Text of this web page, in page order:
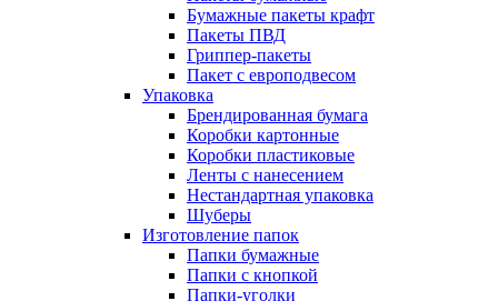
Бумажные пакеты крафт
Пакеты ПВД
Гриппер-пакеты
Пакет с европодвесом
Упаковка
Брендированная бумага
Коробки картонные
Коробки пластиковые
Ленты с нанесением
Нестандартная упаковка
Шуберы
Изготовление папок
Папки бумажные
Папки с кнопкой
Папки-уголки